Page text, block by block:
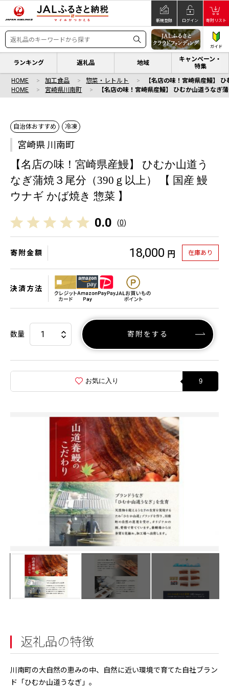
新規登録 ログイン 寄附リスト
ガイド
ランキング 返礼品 地域
キャンペーン・
特集
HOME 加工食品 惣菜・レトルト
【名店の味！宮崎県産鰻】
HOME
宮崎県川南町 【名店の味！宮崎県産鰻】 ひむか山道うなぎ
自治体おすすめ 冷凍
宮崎県 川南町
【名店の味！宮崎県産鰻】 ひむか山道う
なぎ蒲焼３尾分（390ｇ以上） 【 国産 鰻
ウナギ かば焼き 惣菜 】
0.0 (0)
寄附金額 18,000 円 在庫あり
決済方法
数量 寄附をする
お気に入り 9
返礼品の特徴
川南町の大自然の恵みの中、自然に近い環境で育てた自社ブラン
ド「ひむか山道うなぎ」。